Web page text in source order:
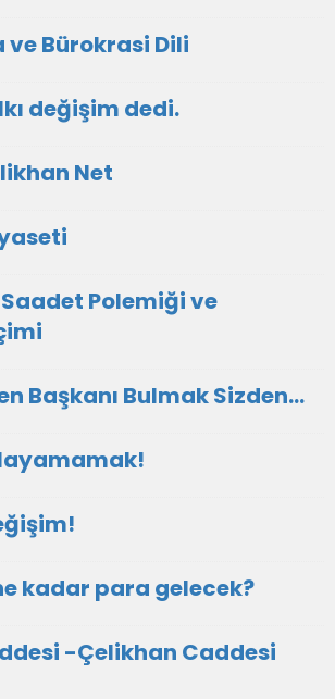
ve Bürokrasi Dili
değişim dedi.
Net
Polemiği ve
Başkanı Bulmak Sizden…
kadar para gelecek?
-Çelikhan Caddesi